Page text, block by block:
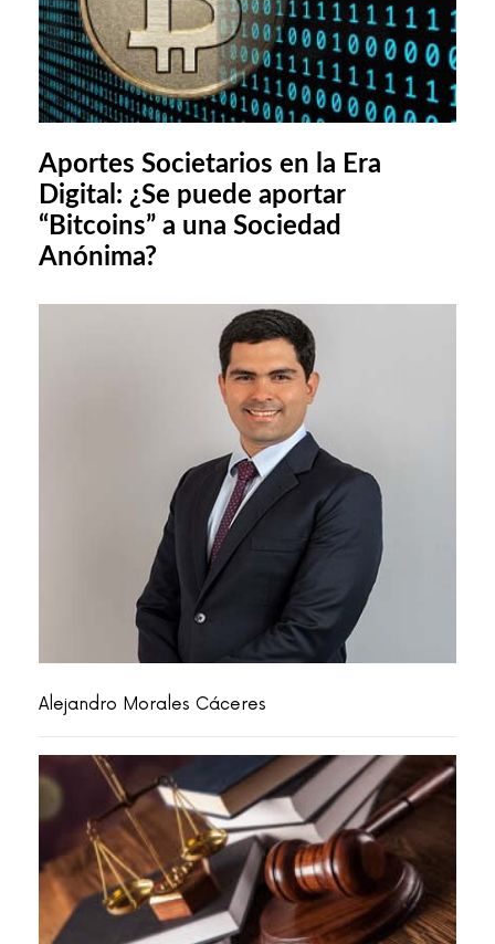
Aportes Societarios en la Era
Digital: ¿Se puede aportar
“Bitcoins” a una Sociedad
Anónima?
Alejandro Morales Cáceres